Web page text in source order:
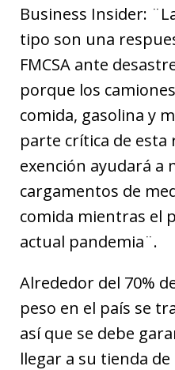
Business Insider:
tipo son una
FMCSA ante
porque los
comida, gasolina y
parte crítica de esta
exención ayudará a
cargamentos de
comida mientras el
actual pandemia¨.
Alrededor del 70%
peso en el país se
así que se debe
llegar a su tienda